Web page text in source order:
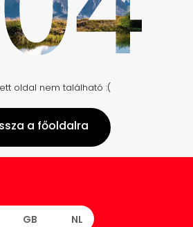
oldal nem található :(
a főoldalra
GB NL